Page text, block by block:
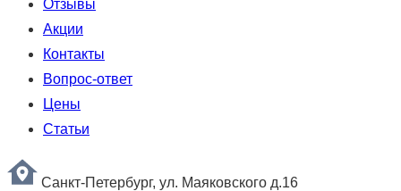
Отзывы
Акции
Контакты
Вопрос-ответ
Цены
Статьи
Санкт-Петербург, ул. Маяковского д.16